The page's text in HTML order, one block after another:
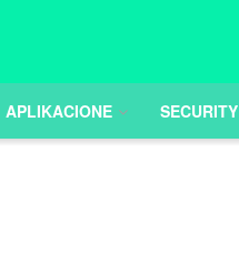
APLIKACIONE SECURITY